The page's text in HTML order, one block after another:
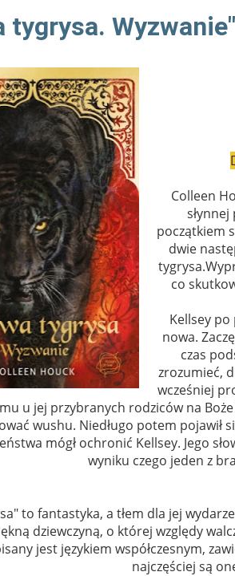
tygrysa.
Colleen
początkiem
dwie
co
Kellsey po
nowa.
czas
zrozumieć,
wcześniej
u jej przybranych rodziców na
wushu. Niedługo potem pojawił
mógł ochronić Kellsey. Jego
wyniku czego jeden z
to fantastyka, a tłem dla jej
dziewczyną, o której względy
jest językiem współczesnym,
najczęściej są